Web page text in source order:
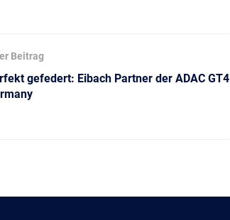
Beitrag
gefedert: Eibach Partner der ADAC GT4